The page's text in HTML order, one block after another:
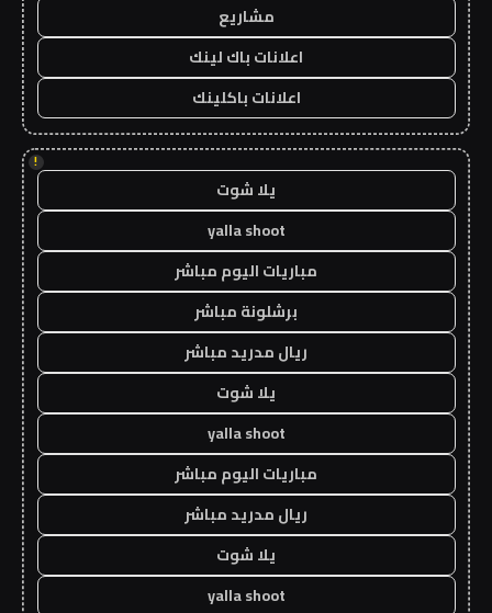
مشاريع
اعلانات باك لينك
اعلانات باكلينك
!
يلا شوت
yalla shoot
مباريات اليوم مباشر
برشلونة مباشر
ريال مدريد مباشر
يلا شوت
yalla shoot
مباريات اليوم مباشر
ريال مدريد مباشر
يلا شوت
yalla shoot